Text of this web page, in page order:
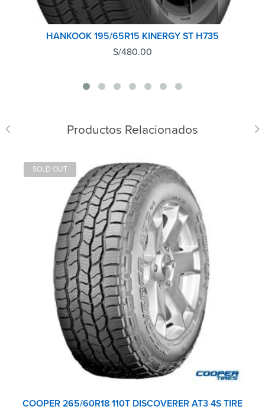
HANKOOK 195/65R15 KINERGY ST H735
S/480.00
Productos Relacionados
SOLD OUT
COOPER 265/60R18 110T DISCOVERER AT3 4S TIRE